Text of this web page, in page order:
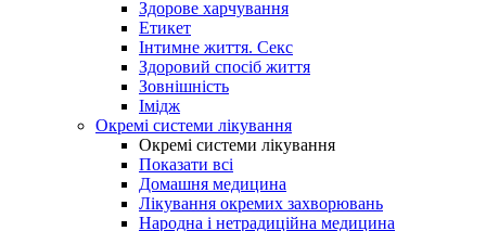
Здорове харчування
Етикет
Інтимне життя. Секс
Здоровий спосіб життя
Зовнішність
Імідж
Окремі системи лікування
Окремі системи лікування
Показати всі
Домашня медицина
Лікування окремих захворювань
Народна і нетрадиційна медицина